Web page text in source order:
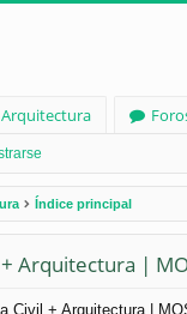
Arquitectura
Índice principal
Arquitectura |
Civil + Arquitectura |